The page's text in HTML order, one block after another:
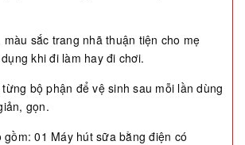
sắc trang nhã thuận tiện cho mẹ
khi đi làm hay đi chơi.
bộ phận để vệ sinh sau mỗi lần dùng
gọn.
gồm: 01 Máy hút sữa bằng điện có